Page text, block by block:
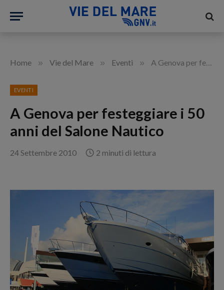
Home » Vie del Mare » Eventi » A Genova per festeggiare i 50 anni del Salone Nautico
EVENTI
A Genova per festeggiare i 50
anni del Salone Nautico
24 Settembre 2010 2 minuti di lettura